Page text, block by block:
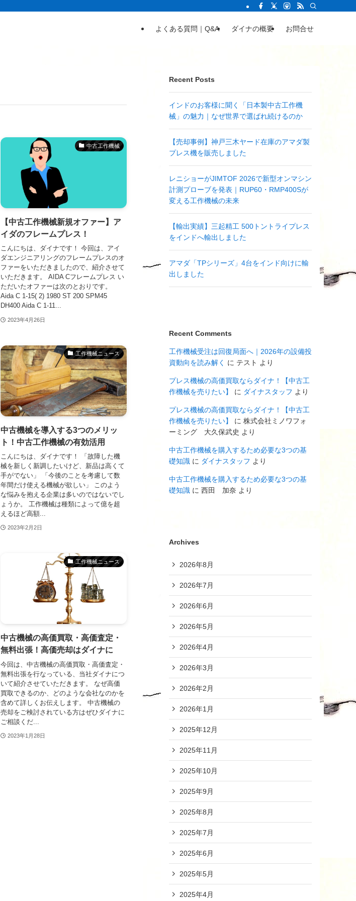
よくある質問｜Q&A ダイナの概要 お問合せ
中古工作機械
【中古工作機械新規オファー】ア
イダのフレームプレス！
こんにちは、ダイナです！ 今回は、アイ
ダエンジニアリングのフレームプレスのオ
ファーをいただきましたので、紹介させて
いただきます。 AIDA Cフレームプレス い
ただいたオファーは次のとおりです。
Aida C 1-15( 2) 1980 ST 200 SPM45
DH400 Aida C 1-11...
2023年4月26日
工作機械ニュース
中古機械を導入する3つのメリッ
ト！中古工作機械の有効活用
こんにちは、ダイナです！ 「故障した機
械を新しく新調したいけど、新品は高くて
手がでない」 「今後のことを考慮して数
年間だけ使える機械が欲しい」 このよう
な悩みを抱える企業は多いのではないでし
ょうか。 工作機械は種類によって億を超
えるほど高額...
2023年2月2日
工作機械ニュース
中古機械の高価買取・高価査定・
無料出張！高価売却はダイナに
今回は、中古機械の高価買取・高価査定・
無料出張を行なっている、当社ダイナにつ
いて紹介させていただきます。 なぜ高価
買取できるのか、どのような会社なのかを
含めて詳しくお伝えします。 中古機械の
売却をご検討されている方はぜひダイナに
ご相談くだ...
2023年1月28日
Recent Posts
インドのお客様に聞く「日本製中古工作機
械」の魅力｜なぜ世界で選ばれ続けるのか
【売却事例】神戸三木ヤード在庫のアマダ製
プレス機を販売しました
レニショーがJIMTOF 2026で新型オンマシン
計測プローブを発表｜RUP60・RMP400Sが
変える工作機械の未来
【輸出実績】三起精工 500トントライプレス
をインドへ輸出しました
アマダ「TPシリーズ」4台をインド向けに輸
出しました
Recent Comments
工作機械受注は回復局面へ｜2026年の設備投
資動向を読み解く
に テスト より
プレス機械の高価買取ならダイナ！【中古工
作機械を売りたい】
に ダイナスタッフ より
プレス機械の高価買取ならダイナ！【中古工
作機械を売りたい】
に 株式会社ミノワフォ
ーミング 大久保武史 より
中古工作機械を購入するため必要な3つの基
礎知識 に ダイナスタッフ より
中古工作機械を購入するため必要な3つの基
礎知識 に 西田 加奈 より
Archives
2026年8月
2026年7月
2026年6月
2026年5月
2026年4月
2026年3月
2026年2月
2026年1月
2025年12月
2025年11月
2025年10月
2025年9月
2025年8月
2025年7月
2025年6月
2025年5月
2025年4月